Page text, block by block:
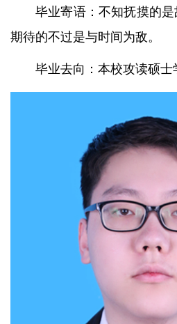
毕业寄语：不知抚摸的
期待的不过是与时间为敌。
毕业去向：本校攻读硕士